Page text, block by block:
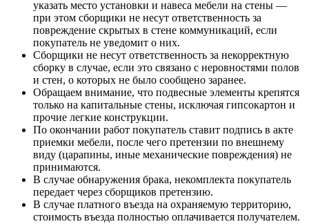
указать место установки и навеса мебели на стены —
при этом сборщики не несут ответственность за
повреждение скрытых в стене коммуникаций, если
покупатель не уведомит о них.
Сборщики не несут ответственность за некорректную
сборку в случае, если это связано с неровностями полов
и стен, о которых не было сообщено заранее.
Обращаем внимание, что подвесные элементы крепятся
только на капитальные стены, исключая гипсокартон и
прочие легкие конструкции.
По окончании работ покупатель ставит подпись в акте
приемки мебели, после чего претензии по внешнему
виду (царапины, иные механические повреждения) не
принимаются.
В случае обнаружения брака, некомплекта покупатель
передает через сборщиков претензию.
В случае платного въезда на охраняемую территорию,
стоимость въезда полностью оплачивается получателем.